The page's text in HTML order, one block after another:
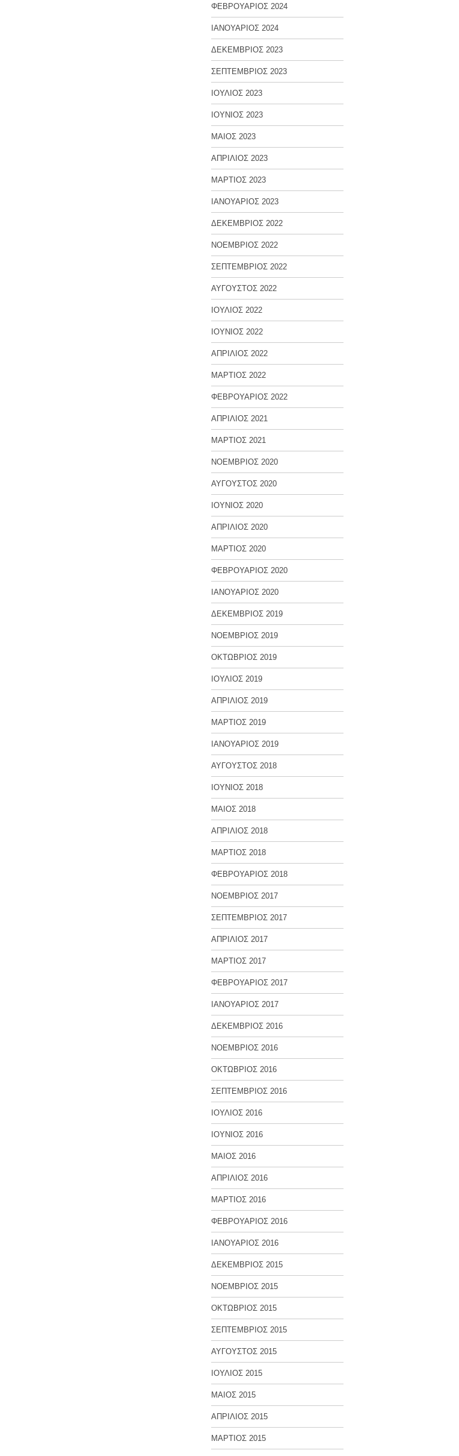
ΦΕΒΡΟΥΑΡΙΟΣ 2024
ΙΑΝΟΥΑΡΙΟΣ 2024
ΔΕΚΕΜΒΡΙΟΣ 2023
ΣΕΠΤΕΜΒΡΙΟΣ 2023
ΙΟΥΛΙΟΣ 2023
ΙΟΥΝΙΟΣ 2023
ΜΑΙΟΣ 2023
ΑΠΡΙΛΙΟΣ 2023
ΜΑΡΤΙΟΣ 2023
ΙΑΝΟΥΑΡΙΟΣ 2023
ΔΕΚΕΜΒΡΙΟΣ 2022
ΝΟΕΜΒΡΙΟΣ 2022
ΣΕΠΤΕΜΒΡΙΟΣ 2022
ΑΥΓΟΥΣΤΟΣ 2022
ΙΟΥΛΙΟΣ 2022
ΙΟΥΝΙΟΣ 2022
ΑΠΡΙΛΙΟΣ 2022
ΜΑΡΤΙΟΣ 2022
ΦΕΒΡΟΥΑΡΙΟΣ 2022
ΑΠΡΙΛΙΟΣ 2021
ΜΑΡΤΙΟΣ 2021
ΝΟΕΜΒΡΙΟΣ 2020
ΑΥΓΟΥΣΤΟΣ 2020
ΙΟΥΝΙΟΣ 2020
ΑΠΡΙΛΙΟΣ 2020
ΜΑΡΤΙΟΣ 2020
ΦΕΒΡΟΥΑΡΙΟΣ 2020
ΙΑΝΟΥΑΡΙΟΣ 2020
ΔΕΚΕΜΒΡΙΟΣ 2019
ΝΟΕΜΒΡΙΟΣ 2019
ΟΚΤΩΒΡΙΟΣ 2019
ΙΟΥΛΙΟΣ 2019
ΑΠΡΙΛΙΟΣ 2019
ΜΑΡΤΙΟΣ 2019
ΙΑΝΟΥΑΡΙΟΣ 2019
ΑΥΓΟΥΣΤΟΣ 2018
ΙΟΥΝΙΟΣ 2018
ΜΑΙΟΣ 2018
ΑΠΡΙΛΙΟΣ 2018
ΜΑΡΤΙΟΣ 2018
ΦΕΒΡΟΥΑΡΙΟΣ 2018
ΝΟΕΜΒΡΙΟΣ 2017
ΣΕΠΤΕΜΒΡΙΟΣ 2017
ΑΠΡΙΛΙΟΣ 2017
ΜΑΡΤΙΟΣ 2017
ΦΕΒΡΟΥΑΡΙΟΣ 2017
ΙΑΝΟΥΑΡΙΟΣ 2017
ΔΕΚΕΜΒΡΙΟΣ 2016
ΝΟΕΜΒΡΙΟΣ 2016
ΟΚΤΩΒΡΙΟΣ 2016
ΣΕΠΤΕΜΒΡΙΟΣ 2016
ΙΟΥΛΙΟΣ 2016
ΙΟΥΝΙΟΣ 2016
ΜΑΙΟΣ 2016
ΑΠΡΙΛΙΟΣ 2016
ΜΑΡΤΙΟΣ 2016
ΦΕΒΡΟΥΑΡΙΟΣ 2016
ΙΑΝΟΥΑΡΙΟΣ 2016
ΔΕΚΕΜΒΡΙΟΣ 2015
ΝΟΕΜΒΡΙΟΣ 2015
ΟΚΤΩΒΡΙΟΣ 2015
ΣΕΠΤΕΜΒΡΙΟΣ 2015
ΑΥΓΟΥΣΤΟΣ 2015
ΙΟΥΛΙΟΣ 2015
ΜΑΙΟΣ 2015
ΑΠΡΙΛΙΟΣ 2015
ΜΑΡΤΙΟΣ 2015